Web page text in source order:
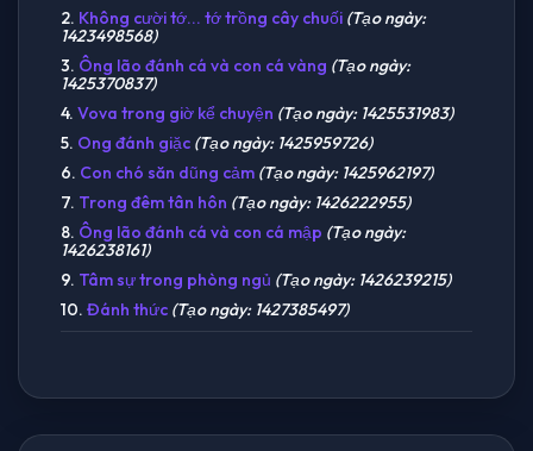
2. Không cười tớ... tớ trồng cây chuối (Tạo ngày:
1423498568)
3. Ông lão đánh cá và con cá vàng (Tạo ngày:
1425370837)
4. Vova trong giờ kể chuyện (Tạo ngày: 1425531983)
5. Ong đánh giặc (Tạo ngày: 1425959726)
6. Con chó săn dũng cảm (Tạo ngày: 1425962197)
7. Trong đêm tân hôn (Tạo ngày: 1426222955)
8. Ông lão đánh cá và con cá mập (Tạo ngày:
1426238161)
9. Tâm sự trong phòng ngủ (Tạo ngày: 1426239215)
10. Đánh thức (Tạo ngày: 1427385497)